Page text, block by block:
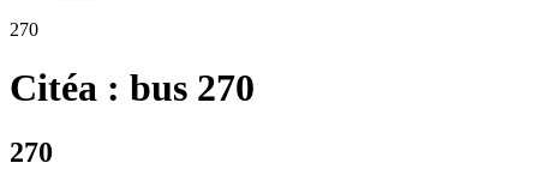
270
Citéa : bus 270
270